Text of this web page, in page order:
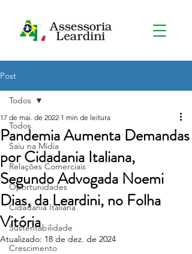
Post
Todos
Saiu na Mídia
Relações Comerciais
Oportunidades
Cidadania Italiana
Sustentabilidade
Crescimento
Todos
Pandemia Aumenta Demandas
por Cidadania Italiana,
Segundo Advogada Noemi
Dias, da Leardini, no Folha
Vitória
17 de mai. de 2022 1 min de leitura
Atualizado: 18 de dez. de 2024